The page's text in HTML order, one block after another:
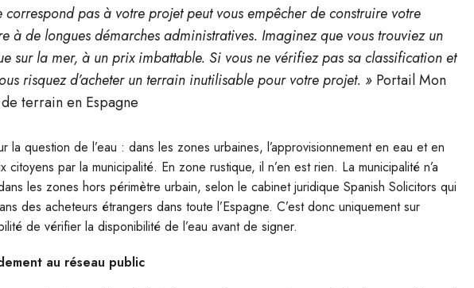
pas à votre projet peut vous empêcher de construire votre
à de longues démarches administratives. Imaginez que vous trouviez un
sur la mer, à un prix imbattable. Si vous ne vérifiez pas sa classification et
risquez d’acheter un terrain inutilisable pour votre projet. » Portail Mon
terrain en Espagne
la question de l’eau : dans les zones urbaines, l’approvisionnement en eau et en
par la municipalité. En zone rustique, il n’en est rien. La municipalité n’a
les zones hors périmètre urbain, selon le cabinet juridique Spanish Solicitors qui
des acheteurs étrangers dans toute l’Espagne. C’est donc uniquement sur
de vérifier la disponibilité de l’eau avant de signer.
au réseau public